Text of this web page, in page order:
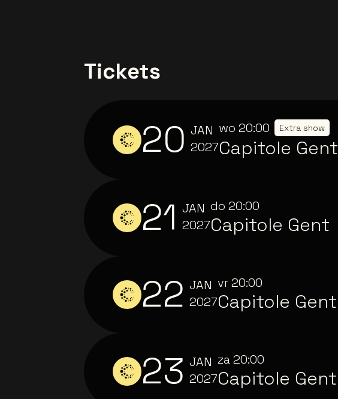
Tickets
20 JAN
2027
wo 20:00 Extra show
Capitole Gent
21 JAN
2027
do 20:00
Capitole Gent
22 JAN
2027
vr20:00
Capitole Gent
23 JAN
2027
za20:00
Capitole Gent